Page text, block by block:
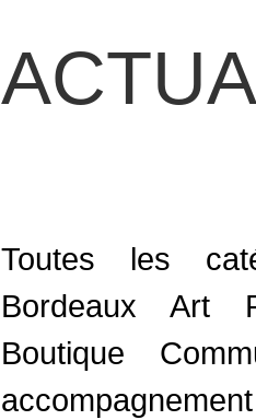
Toutes les
Bordeaux Art
Boutique
accompagnement